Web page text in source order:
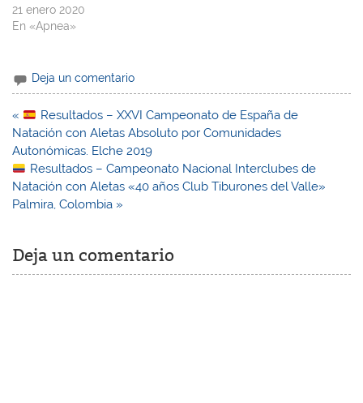
21 enero 2020
En «Apnea»
Deja un comentario
Navegación
de
entradas
«
Resultados – XXVI Campeonato de España de
Natación con Aletas Absoluto por Comunidades
Autonómicas. Elche 2019
Resultados – Campeonato Nacional Interclubes de
Natación con Aletas «40 años Club Tiburones del Valle»
Palmira, Colombia »
Deja un comentario